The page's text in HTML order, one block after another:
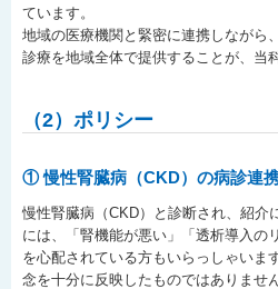
ています。
地域の医療機関と緊密に連携しながら
診療を地域全体で提供することが、当
（2）ポリシー
① 慢性腎臓病（CKD）の病診連
慢性腎臓病（CKD）と診断され、紹介
には、「腎機能が悪い」「透析導入の
を心配されている方もいらっしゃいま
念を十分に反映したものではありません